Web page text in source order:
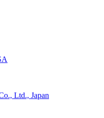
Ltd., Japan